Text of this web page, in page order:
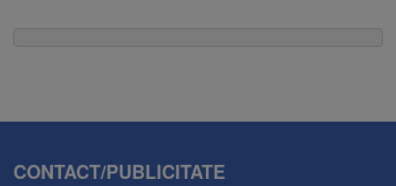
CONTACT/PUBLICITATE